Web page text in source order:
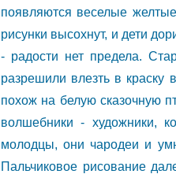
появляются веселые
рисунки высохнут, и дети
- радости нет предела.
разрешили влезть в краску
похож на белую сказочную
волшебники - художники,
молодцы, они чародеи и
Пальчиковое рисование